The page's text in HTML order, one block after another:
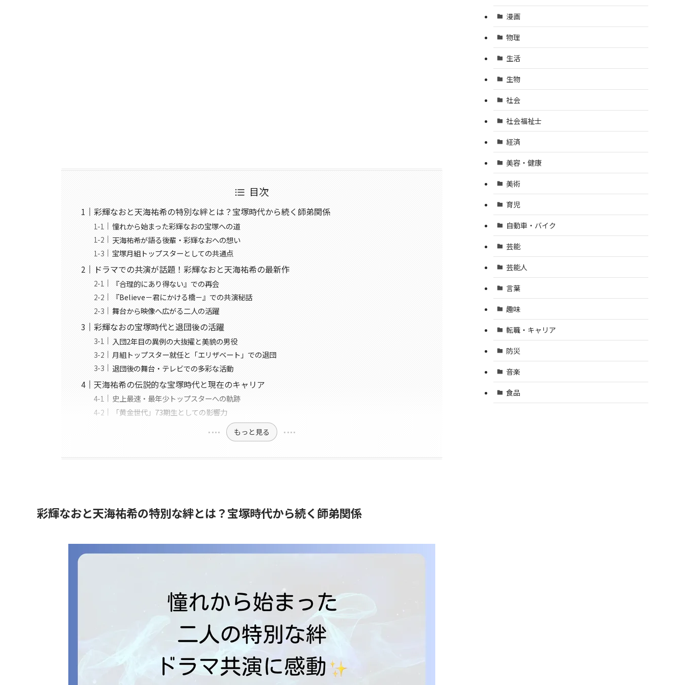
目次
彩輝なおと天海祐希の特別な絆とは？宝塚時代から続く師弟関係
憧れから始まった彩輝なおの宝塚への道
天海祐希が語る後輩・彩輝なおへの想い
宝塚月組トップスターとしての共通点
ドラマでの共演が話題！彩輝なおと天海祐希の最新作
『合理的にあり得ない』での再会
『Believe－君にかける橋－』での共演秘話
舞台から映像へ広がる二人の活躍
彩輝なおの宝塚時代と退団後の活躍
入団2年目の異例の大抜擢と美貌の男役
月組トップスター就任と「エリザベート」での退団
退団後の舞台・テレビでの多彩な活動
天海祐希の伝説的な宝塚時代と現在のキャリア
史上最速・最年少トップスターへの軌跡
「黄金世代」73期生としての影響力
もっと見る
彩輝なおと天海祐希の特別な絆とは？宝塚時代から続く師弟関係
漫画
物理
生活
生物
社会
社会福祉士
経済
美容・健康
美術
育児
自動車・バイク
芸能
芸能人
言葉
趣味
転職・キャリア
防災
音楽
食品